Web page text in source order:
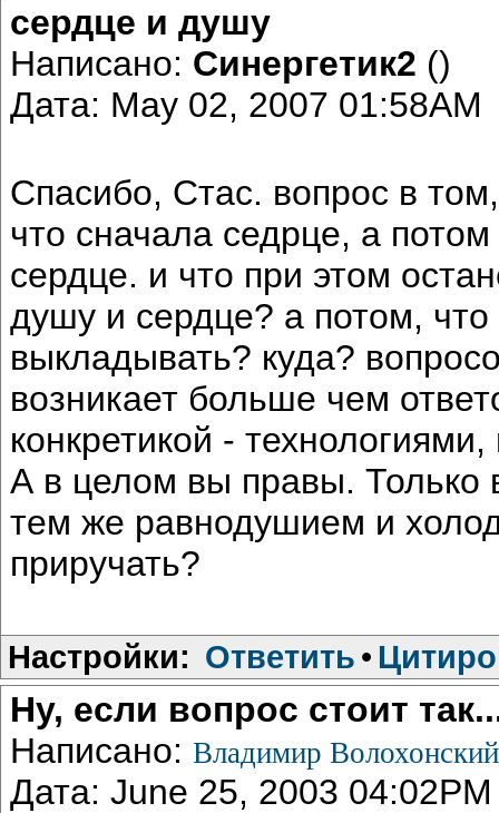
сердце и душу
Написано: Синергетик2 ()
Дата: May 02, 2007 01:58AM
Спасибо, Стас. вопрос в
что сначала седрце, а
сердце. и что при этом
душу и сердце? а потом,
выкладывать? куда?
возникает больше чем
конкретикой -
А в целом вы правы. Только
тем же равнодушием и
приручать?
Настройки: Ответить •
Ну, если вопрос стоит
Написано: Владимир
Дата: June 25, 2003 04:02PM